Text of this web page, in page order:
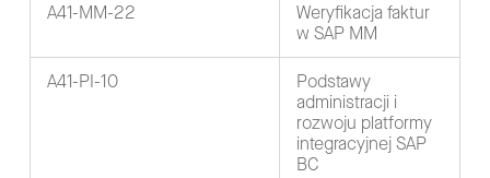
A41-MM-22
Weryfikacja faktur
w SAP MM
A41-PI-10
Podstawy
administracji i
rozwoju platformy
integracyjnej SAP
BC